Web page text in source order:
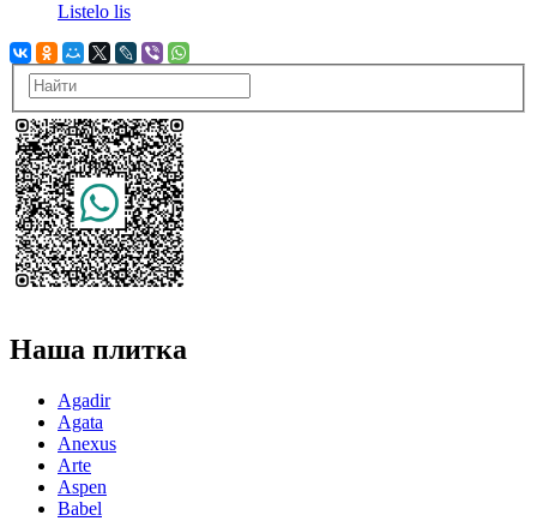
Listelo lis
Наша плитка
Agadir
Agata
Anexus
Arte
Aspen
Babel